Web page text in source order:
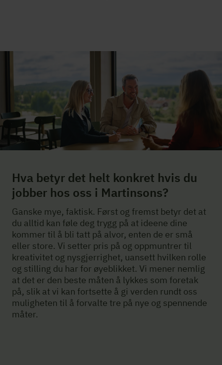
Hva betyr det helt konkret hvis du
jobber hos oss i Martinsons?
Ganske mye, faktisk. Først og fremst betyr det at
du alltid kan føle deg trygg på at ideene dine
kommer til å bli tatt på alvor, enten de er små
eller store. Vi setter pris på og oppmuntrer til
kreativitet og nysgjerrighet, uansett hvilken rolle
og stilling du har for øyeblikket. Vi mener nemlig
at det er den beste måten å lykkes som foretak
på, slik at vi kan fortsette å gi verden rundt oss
muligheten til å forvalte tre på nye og spennende
måter.